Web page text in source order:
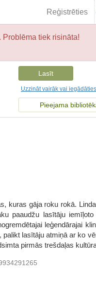
Reģistrēties
tiek risināta!
Lasīt
Uzzināt vairāk vai
Pieejama
kuras gāja roku rokā.
paaudžu lasītāju iemīļoto
leģendārajai
lasītāju atmiņā ar ko
pirmās trešdaļas